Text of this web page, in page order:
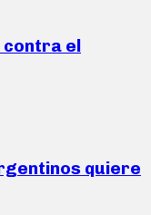
contra el
quiere